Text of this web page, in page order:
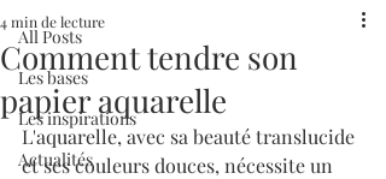
All Posts
Les bases
Les inspirations
Actualités
Comment tendre son
papier aquarelle
4 min de lecture
L'aquarelle, avec sa beauté translucide
et ses couleurs douces, nécessite un